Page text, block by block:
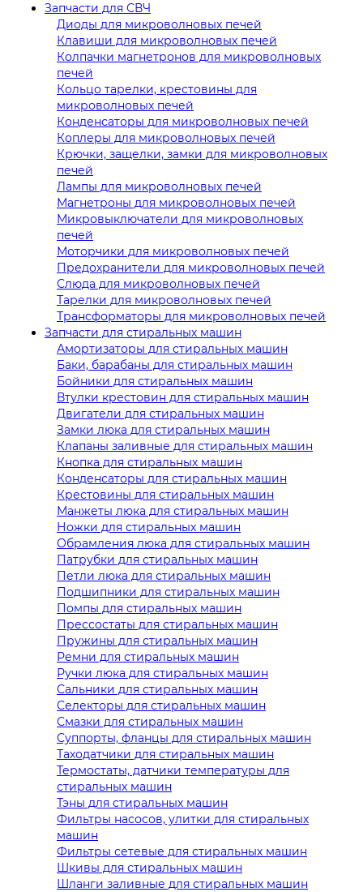
Запчасти для СВЧ
Диоды для микроволновых печей
Клавиши для микроволновых печей
Колпачки магнетронов для микроволновых
печей
Кольцо тарелки, крестовины для
микроволновых печей
Конденсаторы для микроволновых печей
Коплеры для микроволновых печей
Крючки, защелки, замки для микроволновых
печей
Лампы для микроволновых печей
Магнетроны для микроволновых печей
Микровыключатели для микроволновых
печей
Моторчики для микроволновых печей
Предохранители для микроволновых печей
Слюда для микроволновых печей
Тарелки для микроволновых печей
Трансформаторы для микроволновых печей
Запчасти для стиральных машин
Амортизаторы для стиральных машин
Баки, барабаны для стиральных машин
Бойники для стиральных машин
Втулки крестовин для стиральных машин
Двигатели для стиральных машин
Замки люка для стиральных машин
Клапаны заливные для стиральных машин
Кнопка для стиральных машин
Конденсаторы для стиральных машин
Крестовины для стиральных машин
Манжеты люка для стиральных машин
Ножки для стиральных машин
Обрамления люка для стиральных машин
Патрубки для стиральных машин
Петли люка для стиральных машин
Подшипники для стиральных машин
Помпы для стиральных машин
Прессостаты для стиральных машин
Пружины для стиральных машин
Ремни для стиральных машин
Ручки люка для стиральных машин
Сальники для стиральных машин
Селекторы для стиральных машин
Смазки для стиральных машин
Суппорты, фланцы для стиральных машин
Таходатчики для стиральных машин
Термостаты, датчики температуры для
стиральных машин
Тэны для стиральных машин
Фильтры насосов, улитки для стиральных
машин
Фильтры сетевые для стиральных машин
Шкивы для стиральных машин
Шланги заливные для стиральных машин